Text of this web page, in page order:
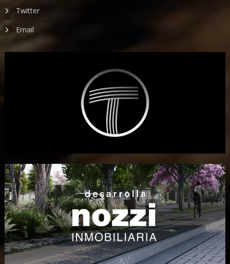
Twitter
Email